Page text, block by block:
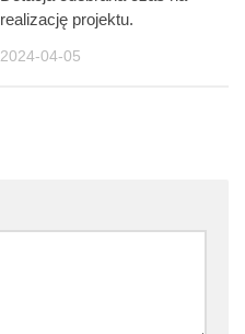
realizację projektu.
2024-04-05